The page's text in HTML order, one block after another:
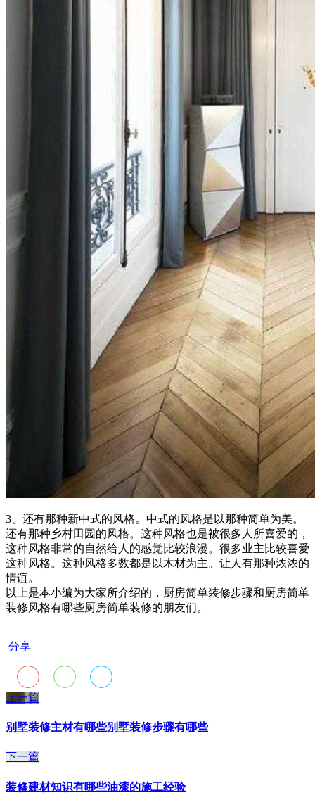
3、还有那种新中式的风格。中式的风格是以那种简单为美。
还有那种乡村田园的风格。这种风格也是被很多人所喜爱的，
这种风格非常的自然给人的感觉比较浪漫。很多业主比较喜爱
这种风格。这种风格多数都是以木材为主。让人有那种浓浓的
情谊。
以上是本小编为大家所介绍的，厨房简单装修步骤和厨房简单
装修风格有哪些厨房简单装修的朋友们。
分享
上一篇
别墅装修主材有哪些别墅装修步骤有哪些
下一篇
装修建材知识有哪些油漆的施工经验